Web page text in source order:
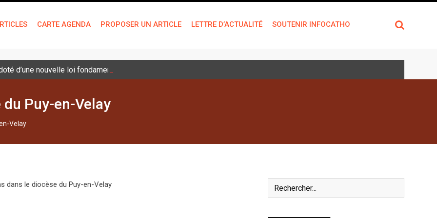
CARTE AGENDA PROPOSER UN ARTICLE LETTRE D’ACTUALITÉ SOUTENIR INFOCATHO
d’une nouvelle loi fondamentale
Puy-en-Velay
Velay